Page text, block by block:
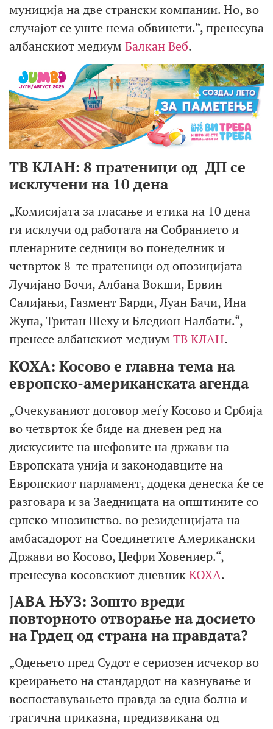
муниција на две странски компании. Но, во
случајот се уште нема обвинети.“, пренесува
албанскиот медиум Балкан Веб.
ТВ КЛАН: 8 пратеници од ДП се
исклучени на 10 дена
„Комисијата за гласање и етика на 10 дена
ги исклучи од работата на Собранието и
пленарните седници во понеделник и
четврток 8-те пратеници од опозицијата
Лучијано Бочи, Албана Вокши, Ервин
Салијањи, Газмент Барди, Луан Бачи, Ина
Жупа, Тритан Шеху и Бледион Налбати.“,
пренесе албанскиот медиум ТВ КЛАН.
КОХА: Косово е главна тема на
европско-американската агенда
„Очекуваниот договор меѓу Косово и Србија
во четврток ќе биде на дневен ред на
дискусиите на шефовите на држави на
Европската унија и законодавците на
Европскиот парламент, додека денеска ќе се
разговара и за Заедницата на општините со
српско мнозинство. во резиденцијата на
амбасадорот на Соединетите Американски
Држави во Косово, Џефри Ховениер.“,
пренесува косовскиот дневникКОХА.
ЈАВА ЊУЗ: Зошто вреди
повторното отворање на досието
на Грдец од страна на правдата?
„Одењето пред Судот е сериозен исчекор во
креирањето на стандардот на казнување и
воспоставувањето правда за една болна и
трагична приказна, предизвикана од